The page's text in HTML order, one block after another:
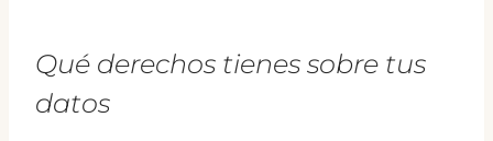
Qué derechos tienes sobre tus
datos